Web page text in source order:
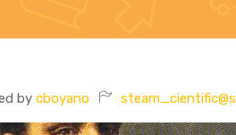
by cboyano steam_cientific@s